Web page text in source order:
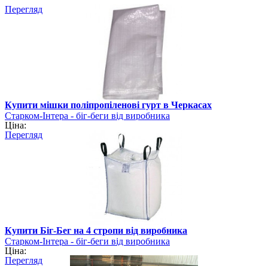
Перегляд
Купити мішки поліпропіленові гурт в Черкасах
Старком-Інтера - біг-беги від виробника
Ціна:
Перегляд
Купити Біг-Бег на 4 стропи від виробника
Старком-Інтера - біг-беги від виробника
Ціна:
Перегляд